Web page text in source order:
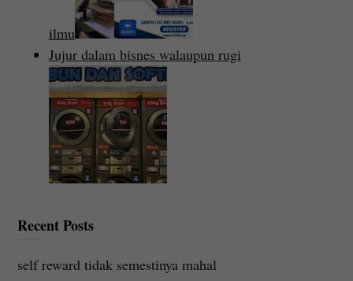
ilmu
Jujur dalam bisnes walaupun rugi
Recent Posts
self reward tidak semestinya mahal